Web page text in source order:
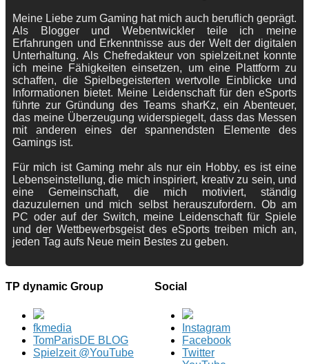
Meine Liebe zum Gaming hat mich auch beruflich geprägt.
Als Blogger und Webentwickler teile ich meine
Erfahrungen und Erkenntnisse aus der Welt der digitalen
Unterhaltung. Als Chefredakteur von spielzeit.net konnte
ich meine Fähigkeiten einsetzen, um eine Plattform zu
schaffen, die Spielbegeisterten wertvolle Einblicke und
Informationen bietet. Meine Leidenschaft für den eSports
führte zur Gründung des Teams sharKz, ein Abenteuer,
das meine Überzeugung widerspiegelt, dass das Messen
mit anderen eines der spannendsten Elemente des
Gamings ist.
Für mich ist Gaming mehr als nur ein Hobby, es ist eine
Lebenseinstellung, die mich inspiriert, kreativ zu sein, und
eine Gemeinschaft, die mich motiviert, ständig
dazuzulernen und mich selbst herauszufordern. Ob am
PC oder auf der Switch, meine Leidenschaft für Spiele
und der Wettbewerbsgeist des eSports treiben mich an,
jeden Tag aufs Neue mein Bestes zu geben.
TP dynamic Group
fkmedia
TomParisDE BLOG
Spielzeit @YouTube
Social
Instagram
Facebook
Twitter